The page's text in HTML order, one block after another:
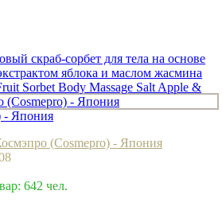
(Cosmepro) - Япония
642 чел.